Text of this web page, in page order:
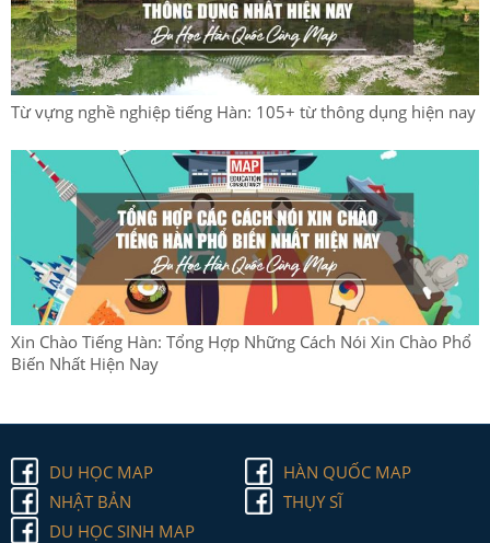
Từ vựng nghề nghiệp tiếng Hàn: 105+ từ thông dụng hiện nay
Xin Chào Tiếng Hàn: Tổng Hợp Những Cách Nói Xin Chào Phổ
Biến Nhất Hiện Nay
DU HỌC MAP
HÀN QUỐC MAP
NHẬT BẢN
THỤY SĨ
DU HỌC SINH MAP